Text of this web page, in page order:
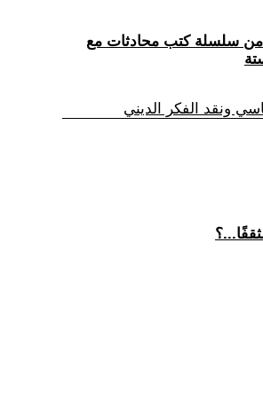
من سلسلة كتب محادثات مع
ونقد الفكر الديني